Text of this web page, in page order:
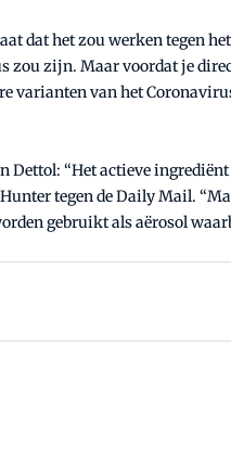
dat het zou werken tegen
zou zijn. Maar voordat je
van het
“Het actieve
tegen de Daily Mail.
gebruikt als aërosol